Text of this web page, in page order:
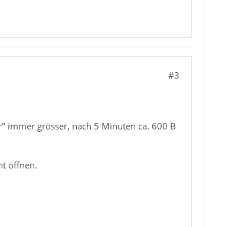
#3
immer grösser, nach 5 Minuten ca. 600 B
öffnen.